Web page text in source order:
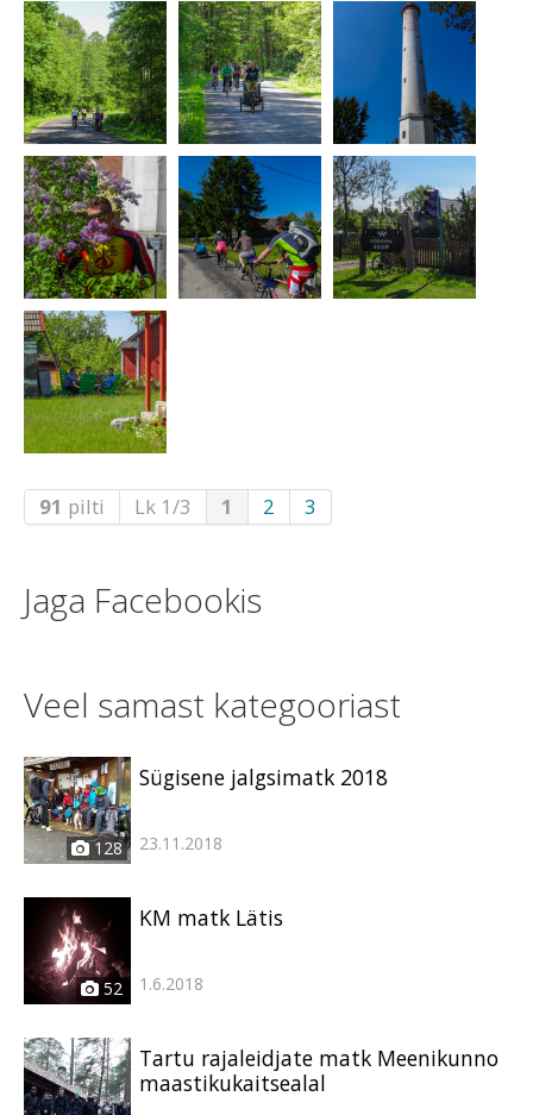
91 pilti Lk 1/3 1 2 3
Jaga Facebookis
Veel samast kategooriast
128
Sügisene jalgsimatk 2018
23.11.2018
52
KM matk Lätis
1.6.2018
Tartu rajaleidjate matk Meenikunno
maastikukaitsealal